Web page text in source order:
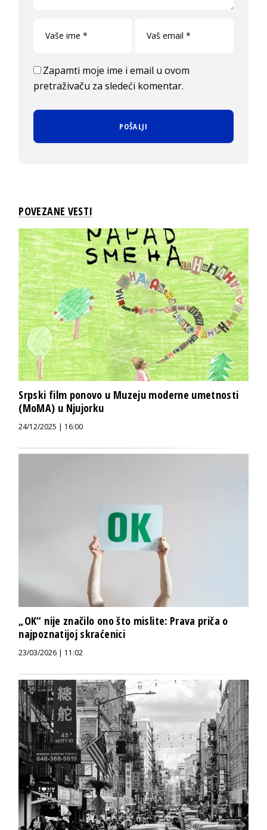
Zapamti moje ime i email u ovom
pretraživaču za sledeći komentar.
POVEZANE VESTI
Srpski film ponovo u Muzeju moderne umetnosti
(MoMA) u Njujorku
24/12/2025 | 16:00
„OK“ nije značilo ono što mislite: Prava priča o
najpoznatijoj skraćenici
23/03/2026 | 11:02